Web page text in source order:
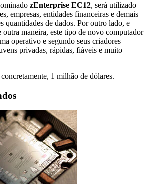
zEnterprise EC12, será utilizado
empresas, entidades financeiras e demais
quantidades de dados. Por outro lado, e
outra maneira, este tipo de novo computador
operativo e segundo seus criadores
privadas, rápidas, fiáveis e muito
1 milhão de dólares.